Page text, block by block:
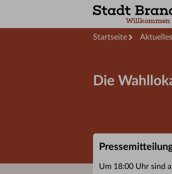
Startseite Aktuelles
Die
Um 18:00 Uhr sind